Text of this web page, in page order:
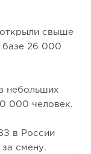
свыше
базе 26 000
небольших
000 человек.
в России
смену.